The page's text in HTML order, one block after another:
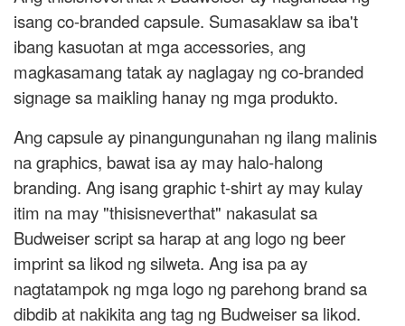
isang co-branded capsule. Sumasaklaw sa iba't
ibang kasuotan at mga accessories, ang
magkasamang tatak ay naglagay ng co-branded
signage sa maikling hanay ng mga produkto.
Ang capsule ay pinangungunahan ng ilang malinis
na graphics, bawat isa ay may halo-halong
branding. Ang isang graphic t-shirt ay may kulay
itim na may "thisisneverthat" nakasulat sa
Budweiser script sa harap at ang logo ng beer
imprint sa likod ng silweta. Ang isa pa ay
nagtatampok ng mga logo ng parehong brand sa
dibdib at nakikita ang tag ng Budweiser sa likod.